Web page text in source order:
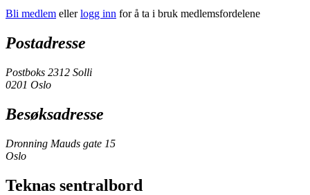
Bli medlem ellerlogg inn for å ta i bruk medlemsfordelene
Postadresse
Postboks 2312 Solli
0201 Oslo
Besøksadresse
Dronning Mauds gate 15
Oslo
Teknas sentralbord